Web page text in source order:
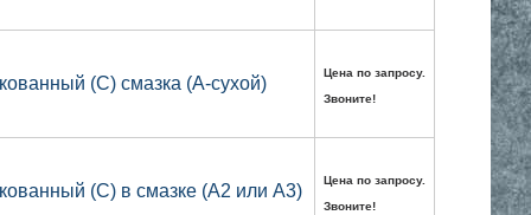
(C) смазка (А-сухой)
Цена по запросу.
Звоните!
(C) в смазке (А2 или А3)
Цена по запросу.
Звоните!